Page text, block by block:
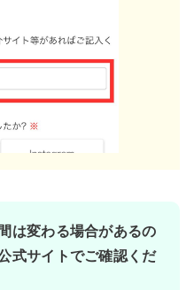
は変わる場合があるの
式サイトでご確認くだ